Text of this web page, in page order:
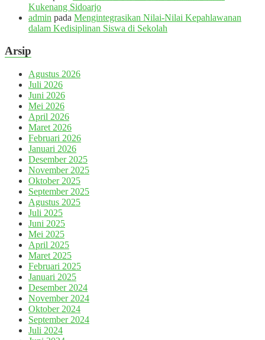
Kukenang Sidoarjo
admin pada Mengintegrasikan Nilai-Nilai Kepahlawanan
dalam Kedisiplinan Siswa di Sekolah
Arsip
Agustus 2026
Juli 2026
Juni 2026
Mei 2026
April 2026
Maret 2026
Februari 2026
Januari 2026
Desember 2025
November 2025
Oktober 2025
September 2025
Agustus 2025
Juli 2025
Juni 2025
Mei 2025
April 2025
Maret 2025
Februari 2025
Januari 2025
Desember 2024
November 2024
Oktober 2024
September 2024
Juli 2024